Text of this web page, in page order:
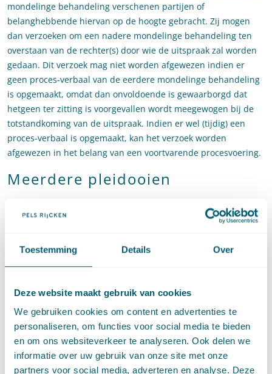
Toestemming Details Over
Deze website maakt gebruik van cookies
We gebruiken cookies om content en advertenties te
personaliseren, om functies voor social media te bieden
en om ons websiteverkeer te analyseren. Ook delen we
informatie over uw gebruik van onze site met onze
partners voor social media, adverteren en analyse. Deze
mondelinge behandeling verschenen partijen of
belanghebbende hiervan op de hoogte gebracht. Zij mogen
dan verzoeken om een nadere mondelinge behandeling ten
overstaan van de rechter(s) door wie de uitspraak zal worden
gedaan. Dit verzoek mag niet worden afgewezen indien er
geen proces-verbaal van de eerdere mondelinge behandeling
is opgemaakt, omdat dan onvoldoende is gewaarborgd dat
hetgeen ter zitting is voorgevallen wordt meegewogen bij de
totstandkoming van de uitspraak. Indien er wel (tijdig) een
proces-verbaal is opgemaakt, kan het verzoek worden
afgewezen in het belang van een voortvarende procesvoering.
Meerdere pleidooien
In het onderhavige geval hadden er meerdere pleidooien
plaatsgevonden (27 november 2012, 12 juni 2013 en 25 juni
indien aan een eindvonnis van de rechtbank verschillende
pleidooien zijn voorafgaan, de rechters die het vonnis wijzen
pleidooi, maar ook bij de aan dat pleidooi voorafgaande
eerste en tweede) pleidooien aanwezig dienen te zijn. De A-G
meent dat voldoende is dat in de onderhavige zaak het
eindvonnis van 1 oktober 2014 is gewezen door de drie
rechters die tijdens het (derde) pleidooi op 25 juni 2014
aanwezig waren. De Hoge Raad volgt de A-G hierin. Hieruit